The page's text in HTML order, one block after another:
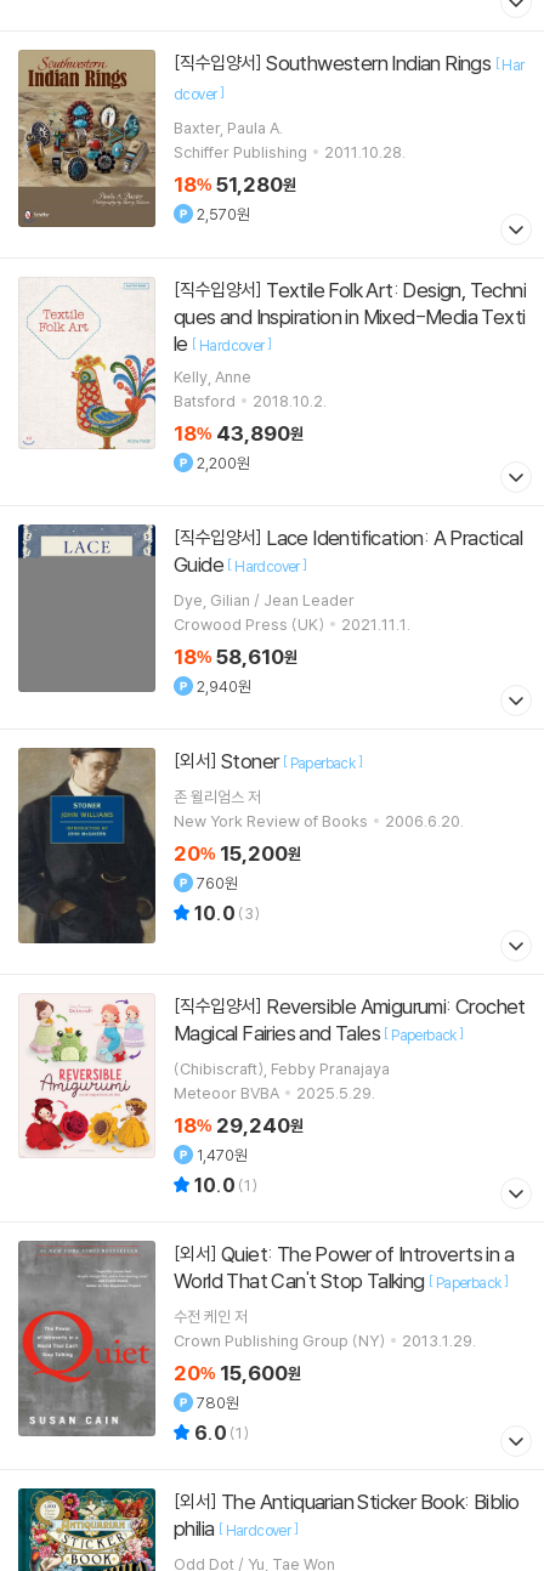
[직수입양서] Southwestern Indian Rings [Har
dcover]
Baxter, Paula A.
Schiffer Publishing
2011.10.28.
18% 51,280원
2,570원
[직수입양서]
ques and Inspiration in Mixed-Media Texti
le [ Hardcover]
Kelly, Anne
Batsford
2018.10.2.
18% 43,890원
2,200원
[직수입양서]
Guide [ Hardcover]
Dye, Gilian / Jean Leader
Crowood Press (UK)
2021.11.1.
18% 58,610원
2,940원
[외서] Stoner [ Paperback]
존 윌리엄스 저
New York Review of Books
2006.6.20.
20% 15,200원
760원
10.0 (3)
[직수입양서]
Magical Fairies and Tales [ Paperback]
(Chibiscraft), Febby Pranajaya
Meteoor BVBA
2025.5.29.
18% 29,240원
1,470원
10.0 (1)
[외서]
World That Can't Stop Talking [ Paperback]
수전 케인 저
Crown Publishing Group (NY)
2013.1.29.
20% 15,600원
780원
6.0 (1)
[외서]
philia [ Hardcover]
Odd Dot / Yu, Tae Won